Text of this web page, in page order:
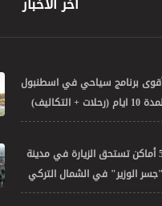
برنامج سياحي في اسطنبول
لمدة 10 ايام (رحلات + التكاليف)
5 أماكن تستحق الزيارة في مدينة
"جسر الوزير" في الشمال التركي